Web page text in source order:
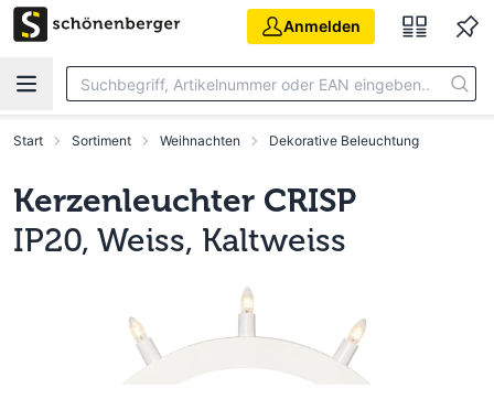
Zum Hauptinhalt springen
Anmelden
Start Sortiment Weihnachten Dekorative Beleuchtung
Kerzenleuchter CRISP
IP20, Weiss, Kaltweiss